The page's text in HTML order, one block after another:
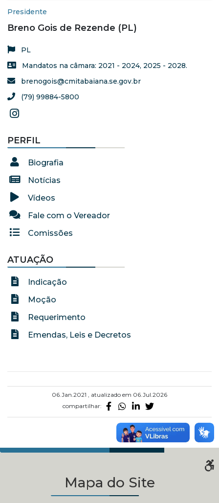
Presidente
Breno Gois de Rezende (PL)
PL
Mandatos na câmara: 2021 - 2024, 2025 - 2028.
brenogois@cmitabaiana.se.gov.br
(79) 99884-5800
PERFIL
Biografia
Notícias
Vídeos
Fale com o Vereador
Comissões
ATUAÇÃO
Indicação
Moção
Requerimento
Emendas, Leis e Decretos
06.Jan.2021 , atualizado em 06.Jul.2026
compartilhar:
Mapa do Site